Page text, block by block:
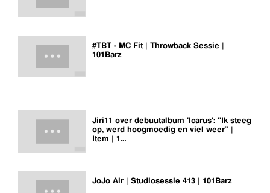
#TBT - MC Fit | Throwback Sessie |
101Barz
Jiri11 over debuutalbum 'Icarus': "Ik steeg
op, werd hoogmoedig en viel weer” |
Item | 1…
JoJo Air | Studiosessie 413 | 101Barz